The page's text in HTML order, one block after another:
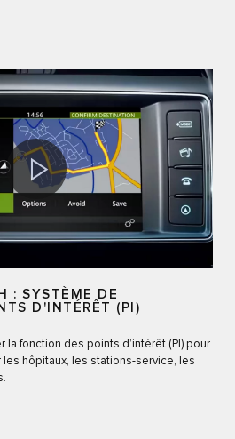
: SYSTÈME DE
D'INTÉRÊT (PI)
la fonction des points d’intérêt (PI) pour
hôpitaux, les stations-service, les